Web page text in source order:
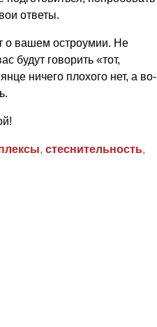
ответы.
о вашем остроумии. Не
будут говорить «тот,
ничего плохого нет, а во-
, стеснительность,